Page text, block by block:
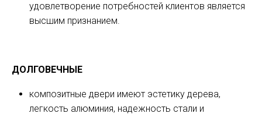
удовлетворение потребностей клиентов является
высшим признанием.
ДОЛГОВЕЧНЫЕ
композитные двери имеют эстетику дерева,
легкость алюминия, надежность стали и